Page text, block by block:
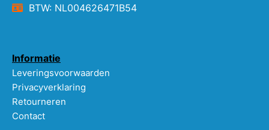
BTW: NL004626471B54
Informatie
Leveringsvoorwaarden
Privacyverklaring
Retourneren
Contact